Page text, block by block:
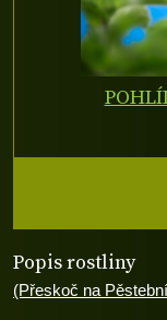
Popis rostliny
(Přeskoč na